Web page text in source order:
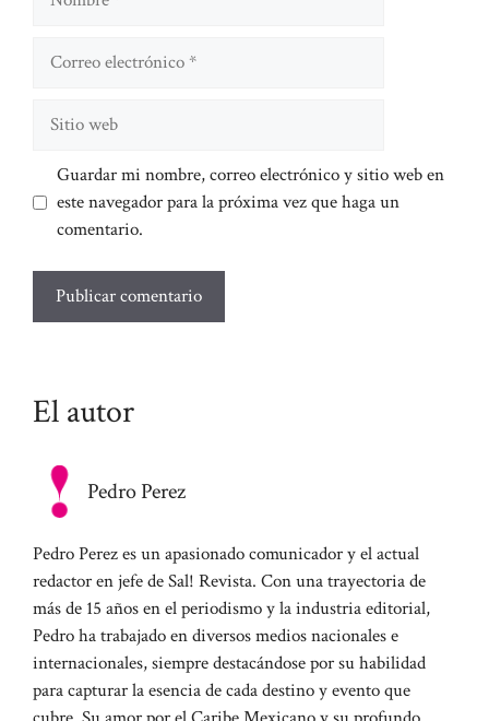
electrónico
web
Guardar mi nombre, correo electrónico y sitio web en
este navegador para la próxima vez que haga un
comentario.
El autor
Pedro Perez
Pedro Perez es un apasionado comunicador y el actual
redactor en jefe de Sal! Revista. Con una trayectoria de
más de 15 años en el periodismo y la industria editorial,
Pedro ha trabajado en diversos medios nacionales e
internacionales, siempre destacándose por su habilidad
para capturar la esencia de cada destino y evento que